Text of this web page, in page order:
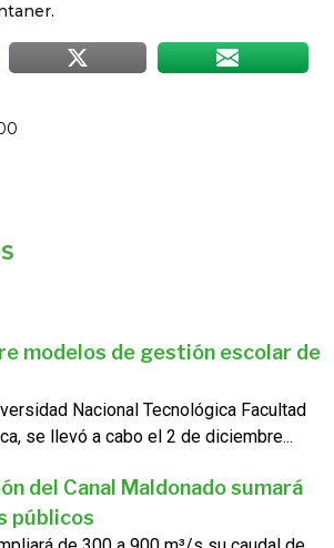
modelos de gestión escolar de
Nacional Tecnológica Facultad
se llevó a cabo el 2 de diciembre...
del Canal Maldonado sumará
públicos